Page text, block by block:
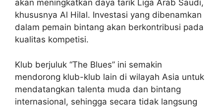
akan meningkatkan daya tarik Liga Arab Saudi,
khususnya Al Hilal. Investasi yang dibenamkan
dalam pemain bintang akan berkontribusi pada
kualitas kompetisi.
Klub berjuluk “The Blues” ini semakin
mendorong klub-klub lain di wilayah Asia untuk
mendatangkan talenta muda dan bintang
internasional, sehingga secara tidak langsung